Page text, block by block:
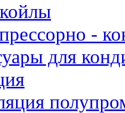
-
для